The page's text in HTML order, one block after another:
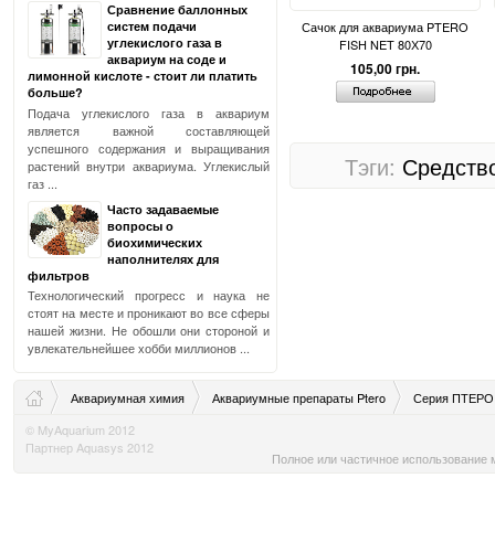
Сачок для аквариума PTERO
FISH NET 80Х70
105,00 грн.
Тэги:
Сравнение баллонных
систем подачи
углекислого газа в
аквариум на соде и
лимонной кислоте - стоит ли платить
больше?
Подача углекислого газа в аквариум
является важной составляющей
успешного содержания и выращивания
растений внутри аквариума. Углекислый
газ ...
Часто задаваемые
вопросы о
биохимических
наполнителях для
фильтров
Технологический прогресс и наука не
стоят на месте и проникают во все сферы
нашей жизни. Не обошли они стороной и
увлекательнейшее хобби миллионов ...
Аквариумная химия Аквариумные препараты Ptero
Серия
© MyAquarium 2012
Партнер Aquasys 2012
Полное или частичное